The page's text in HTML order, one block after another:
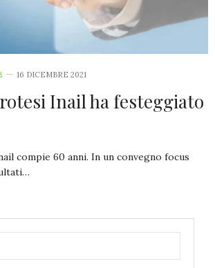
16 DICEMBRE 2021
Inail ha festeggiato
compie 60 anni. In un convegno focus